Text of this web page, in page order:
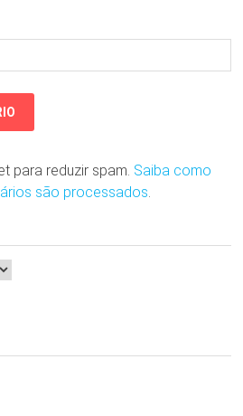
para reduzir spam. Saiba como
são processados